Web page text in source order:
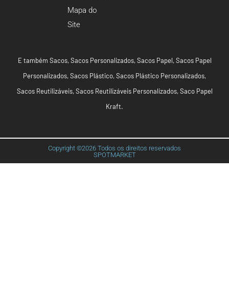
Mapa do
Site
E também Sacos,Sacos Personalizados,Sacos Papel,Sacos Papel
Personalizados,Sacos Plástico,Sacos Plástico Personalizados,
Sacos Reutilizáveis,Sacos Reutilizáveis Personalizados,Saco Papel
Kraft.
Copyright ©2026 Todos os direitos reservados
SPOTMARKET